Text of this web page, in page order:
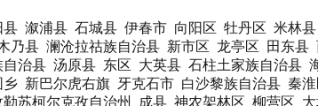
县 溆浦县 石城县 伊春市 向阳区 牡丹区 米林县
乃县 澜沧拉祜族自治县 新市区 龙亭区 田东县
自治县 汤原县 东区 大英县 石柱土家族自治县
乡 新巴尔虎右旗 牙克石市 白沙黎族自治县 秦
勒苏柯尔克孜自治州 成县 神农架林区 柳营区